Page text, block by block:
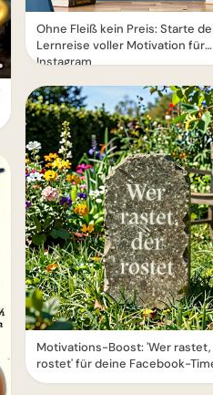
Ohne Fleiß kein Preis: Starte
Lernreise voller Motivation für
Instagram
Motivations-Boost: 'Wer
rostet' für deine Facebook-